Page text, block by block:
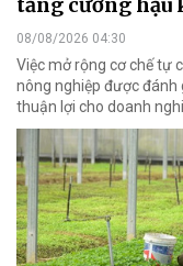
tăng cường hậu
08/08/2026 04:30
Việc mở rộng cơ chế tự
nông nghiệp được đánh
thuận lợi cho doanh